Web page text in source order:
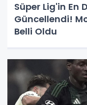
Süper Lig'in En
Güncellendi!
Belli Oldu